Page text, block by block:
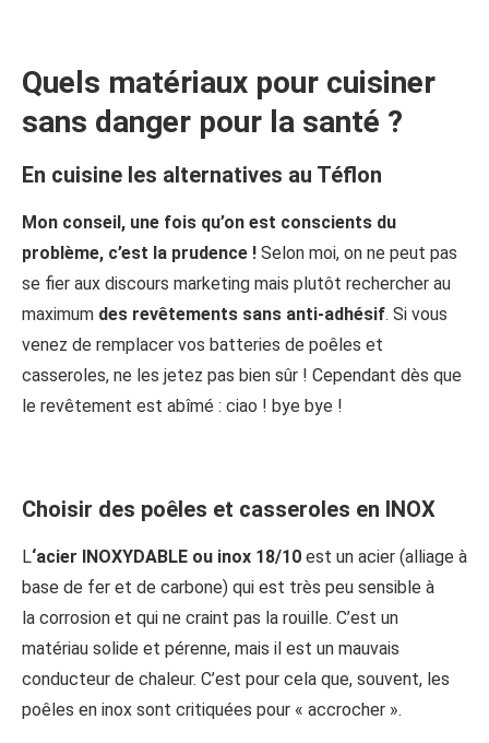
Quels matériaux pour cuisiner
sans danger pour la santé ?
En cuisine les alternatives au Téflon
Mon conseil, une fois qu’on est conscients du
problème, c’est la prudence ! Selon moi, on ne peut pas
se fier aux discours marketing mais plutôt rechercher au
maximum des revêtements sans anti-adhésif. Si vous
venez de remplacer vos batteries de poêles et
casseroles, ne les jetez pas bien sûr ! Cependant dès que
le revêtement est abîmé : ciao ! bye bye !
Choisir des poêles et casseroles en INOX
L‘acier INOXYDABLE ou inox 18/10 est un acier (alliage à
base de fer et de carbone) qui est très peu sensible à
la corrosion et qui ne craint pas la rouille. C’est un
matériau solide et pérenne, mais il est un mauvais
conducteur de chaleur. C’est pour cela que, souvent, les
poêles en inox sont critiquées pour « accrocher ».